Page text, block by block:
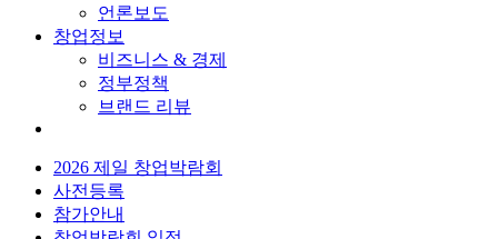
언론보도
창업정보
비즈니스 & 경제
정부정책
브랜드 리뷰
2026 제일 창업박람회
사전등록
참가안내